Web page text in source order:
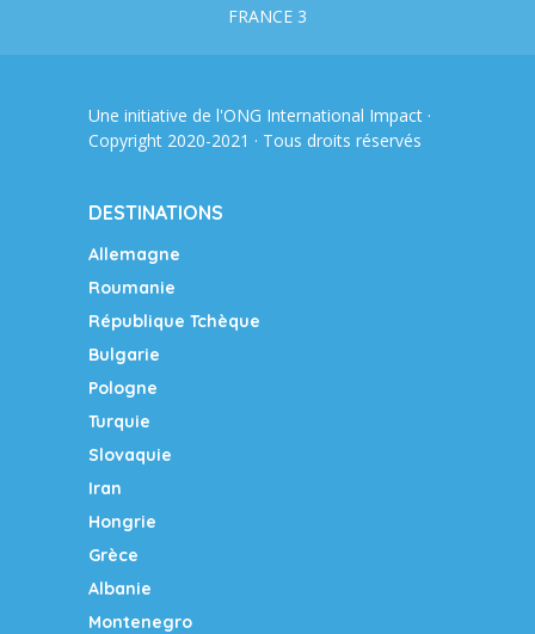
FRANCE 3
Une initiative de l'ONG International Impact ·
Copyright 2020-2021 · Tous droits réservés
DESTINATIONS
Allemagne
Roumanie
République Tchèque
Bulgarie
Pologne
Turquie
Slovaquie
Iran
Hongrie
Grèce
Albanie
Montenegro